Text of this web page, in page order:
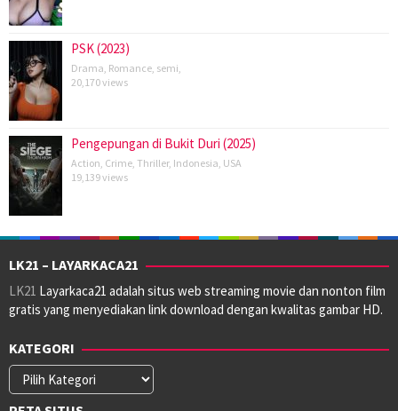
PSK (2023)
Drama Romance semi
20,170 views
Pengepungan di Bukit Duri (2025)
Action Crime Thriller, Indonesia USA
19,139 views
LK21 – LAYARKACA21
LK21 Layarkaca21 adalah situs web streaming movie dan nonton film
gratis yang menyediakan link download dengan kwalitas gambar HD.
KATEGORI
Kategori